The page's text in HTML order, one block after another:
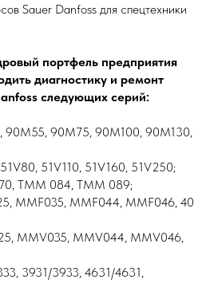
Sauer Danfoss для спецтехники
портфель предприятия
диагностику и ремонт
следующих серий:
90M75, 90M100, 90M130,
51V110, 51V160, 51V250;
TMM 084, TMM 089;
MMF035, MMF044, MMF046, 40
MMV035, MMV044, MMV046,
3931/3933, 4631/4631,